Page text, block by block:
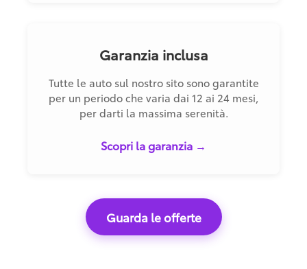
Garanzia inclusa
Tutte le auto sul nostro sito sono garantite
per un periodo che varia dai 12 ai 24 mesi,
per darti la massima serenità.
Scopri la garanzia →
Guarda le offerte